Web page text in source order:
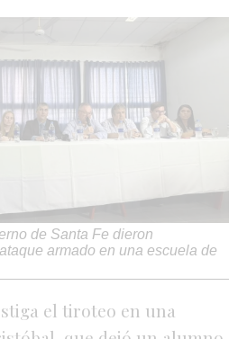
de Santa Fe dieron
armado en una escuela de
el tiroteo en una